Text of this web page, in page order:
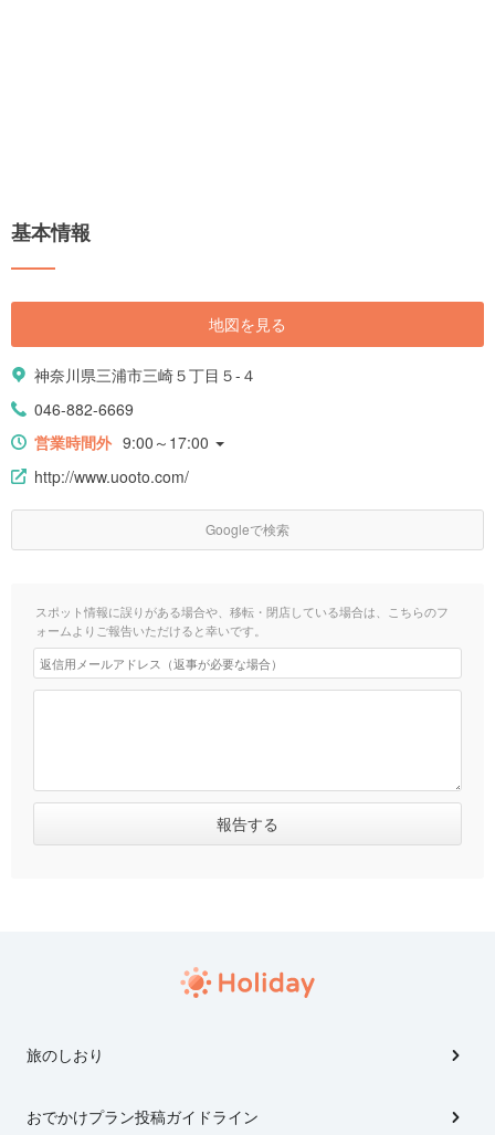
基本情報
地図を見る
神奈川県三浦市三崎５丁目５-４
046-882-6669
営業時間外 9:00～17:00
http://www.uooto.com/
Googleで検索
スポット情報に誤りがある場合や、移転・閉店している場合は、こちらのフ
ォームよりご報告いただけると幸いです。
旅のしおり
おでかけプラン投稿ガイドライン